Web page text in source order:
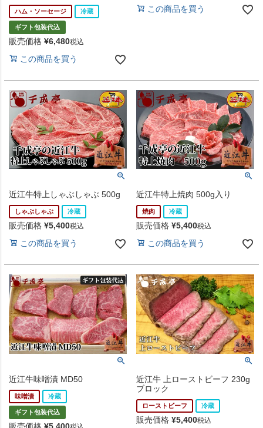
ハム・ソーセージ 冷蔵
ギフト包装代込
販売価格 ¥6,480税込
この商品を買う
この商品を買う
近江牛特上しゃぶしゃぶ 500g
しゃぶしゃぶ 冷蔵
販売価格 ¥5,400税込
この商品を買う
近江牛特上焼肉 500g入り
焼肉 冷蔵
販売価格 ¥5,400税込
この商品を買う
近江牛味噌漬 MD50
味噌漬 冷蔵
ギフト包装代込
販売価格 ¥5,400
近江牛 上ローストビーフ 230g
ブロック
ローストビーフ 冷蔵
販売価格 ¥5,400税込